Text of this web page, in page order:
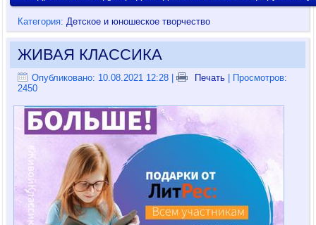
Категория:Детское и юношеское творчество
ЖИВАЯ КЛАССИКА
Опубликовано: 10.08.2021 12:28 | Печать
| Просмотров:
2450